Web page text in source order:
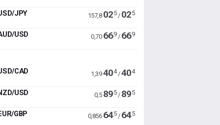
JPY 157,8 025/ 025
USD 0,70 669/ 669
CAD 1,39404/404
USD 0,5 895/ 895
GBP 0,856 645/ 645